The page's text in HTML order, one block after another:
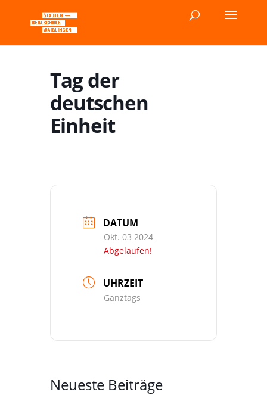
Tag der
deutschen
Einheit
DATUM
Okt. 03 2024
Abgelaufen!
UHRZEIT
Ganztags
Neueste Beiträge